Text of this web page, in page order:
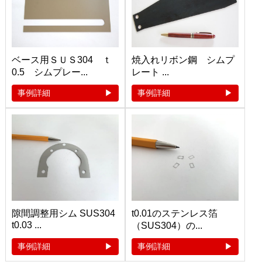
ベース用ＳＵＳ304 ｔ
0.5 シムプレー...
事例詳細
焼入れリボン鋼 シムプ
レート ...
事例詳細
隙間調整用シム SUS304
t0.03 ...
事例詳細
t0.01のステンレス箔
（SUS304）の...
事例詳細